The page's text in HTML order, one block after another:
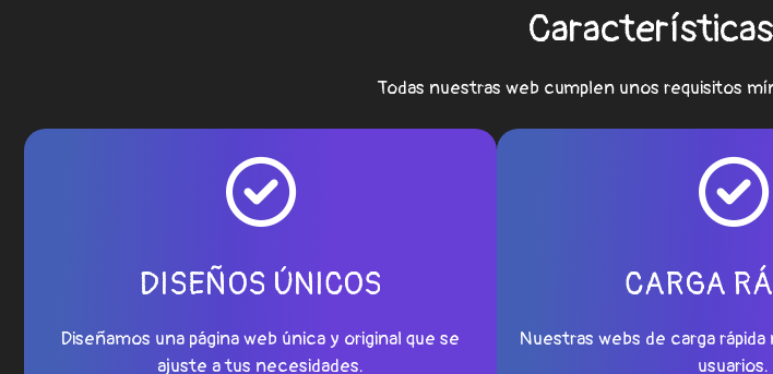
Todas nuestras web cumplen unos requisitos
DISEÑOS ÚNICOS
Diseñamos una página web única y original que se
ajuste a tus necesidades.
CARGA
Nuestras webs de carga rápida
usuarios.